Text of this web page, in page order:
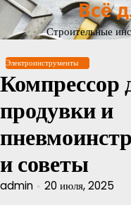
Перейти
содержимому
Всё
Строительные
Электроинструменты
Компрессор
продувки и
и советы
admin 20 июля, 2025